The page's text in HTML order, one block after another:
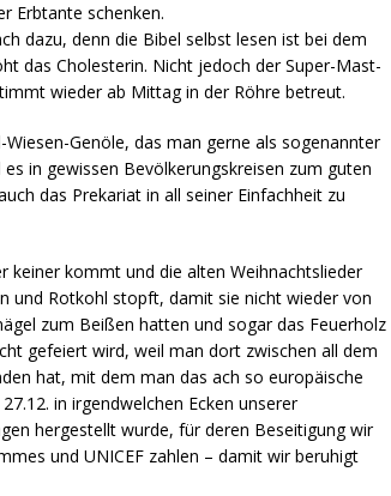
Erbtante schenken.
dazu, denn die Bibel selbst lesen ist bei dem
das Cholesterin. Nicht jedoch der Super-Mast-
wieder ab Mittag in der Röhre betreut.
Genöle, das man gerne als sogenannter
in gewissen Bevölkerungskreisen zum guten
das Prekariat in all seiner Einfachheit zu
keiner kommt und die alten Weihnachtslieder
und Rotkohl stopft, damit sie nicht wieder von
zum Beißen hatten und sogar das Feuerholz
gefeiert wird, weil man dort zwischen all dem
hat, mit dem man das ach so europäische
in irgendwelchen Ecken unserer
hergestellt wurde, für deren Beseitigung wir
und UNICEF zahlen – damit wir beruhigt